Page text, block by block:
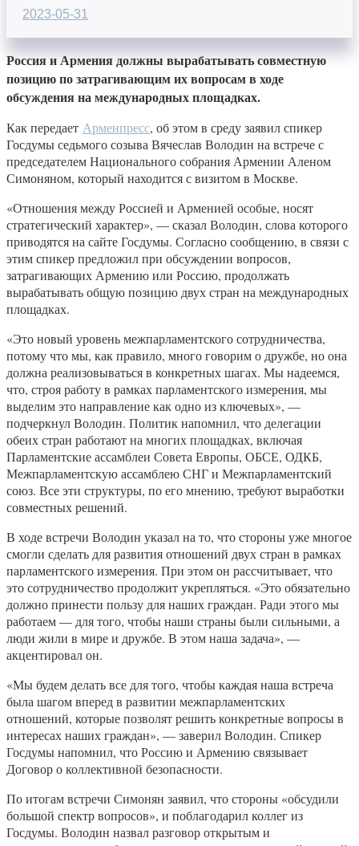
2023-05-31
Россия и Армения должны вырабатывать совместную
позицию по затрагивающим их вопросам в ходе
обсуждения на международных площадках.
Как передает Арменпресс, об этом в среду заявил спикер
Госдумы седьмого созыва Вячеслав Володин на встрече с
председателем Национального собрания Армении Аленом
Симоняном, который находится с визитом в Москве.
«Отношения между Россией и Арменией особые, носят
стратегический характер», — сказал Володин, слова которого
приводятся на сайте Госдумы. Согласно сообщению, в связи с
этим спикер предложил при обсуждении вопросов,
затрагивающих Армению или Россию, продолжать
вырабатывать общую позицию двух стран на международных
площадках.
«Это новый уровень межпарламентского сотрудничества,
потому что мы, как правило, много говорим о дружбе, но она
должна реализовываться в конкретных шагах. Мы надеемся,
что, строя работу в рамках парламентского измерения, мы
выделим это направление как одно из ключевых», —
подчеркнул Володин. Политик напомнил, что делегации
обеих стран работают на многих площадках, включая
Парламентские ассамблеи Совета Европы, ОБСЕ, ОДКБ,
Межпарламентскую ассамблею СНГ и Межпарламентский
союз. Все эти структуры, по его мнению, требуют выработки
совместных решений.
В ходе встречи Володин указал на то, что стороны уже многое
смогли сделать для развития отношений двух стран в рамках
парламентского измерения. При этом он рассчитывает, что
это сотрудничество продолжит укрепляться. «Это обязательно
должно принести пользу для наших граждан. Ради этого мы
работаем — для того, чтобы наши страны были сильными, а
люди жили в мире и дружбе. В этом наша задача», —
акцентировал он.
«Мы будем делать все для того, чтобы каждая наша встреча
была шагом вперед в развитии межпарламентских
отношений, которые позволят решить конкретные вопросы в
интересах наших граждан», — заверил Володин. Спикер
Госдумы напомнил, что Россию и Армению связывает
Договор о коллективной безопасности.
По итогам встречи Симонян заявил, что стороны «обсудили
большой спектр вопросов», и поблагодарил коллег из
Госдумы. Володин назвал разговор открытым и